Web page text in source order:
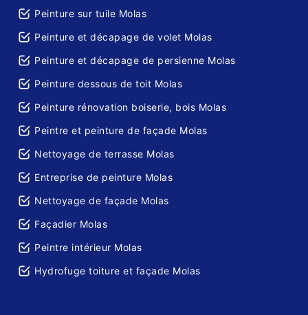
Peinture sur tuile Molas
Peinture et décapage de volet Molas
Peinture et décapage de persienne Molas
Peinture dessous de toit Molas
Peinture rénovation boiserie, bois Molas
Peintre et peinture de façade Molas
Nettoyage de terrasse Molas
Entreprise de peinture Molas
Nettoyage de façade Molas
Façadier Molas
Peintre intérieur Molas
Hydrofuge toiture et façade Molas